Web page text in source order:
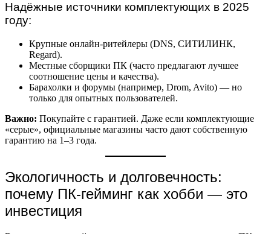
Надёжные источники комплектующих в 2025
году:
Крупные онлайн-ритейлеры (DNS, СИТИЛИНК,
Regard).
Местные сборщики ПК (часто предлагают лучшее
соотношение цены и качества).
Барахолки и форумы (например, Drom, Avito) — но
только для опытных пользователей.
Важно: Покупайте с гарантией. Даже если комплектующие
«серые», официальные магазины часто дают собственную
гарантию на 1–3 года.
Экологичность и долговечность:
почему ПК-гейминг как хобби — это
инвестиция